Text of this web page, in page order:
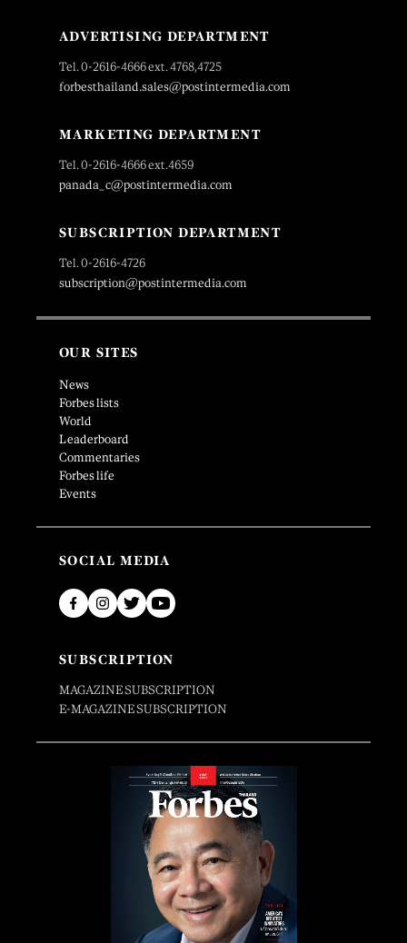
ADVERTISING DEPARTMENT
Tel. 0-2616-4666 ext. 4768,4725
forbesthailand.sales@postintermedia.com
MARKETING DEPARTMENT
Tel. 0-2616-4666 ext.4659
panada_c@postintermedia.com
SUBSCRIPTION DEPARTMENT
Tel. 0-2616-4726
subscription@postintermedia.com
OUR SITES
News
Forbes lists
World
Leaderboard
Commentaries
Forbes life
Events
SOCIAL MEDIA
SUBSCRIPTION
MAGAZINE SUBSCRIPTION
E-MAGAZINE SUBSCRIPTION